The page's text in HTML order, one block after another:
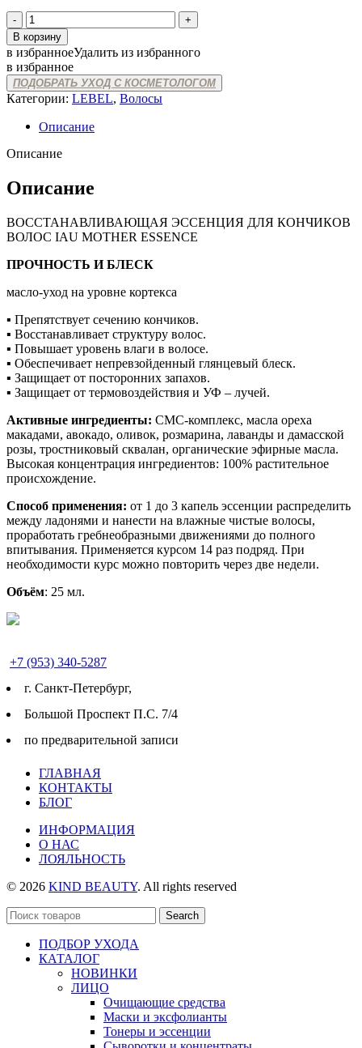
Количество
товара
IAU
MOTHER
ESSENCE
В корзину
в избранноеУдалить из избранного
в избранное
ПОДОБРАТЬ УХОД С КОСМЕТОЛОГОМ
Категории: LEBEL, Волосы
Описание
Описание
Описание
ВОССТАНАВЛИВАЮЩАЯ ЭССЕНЦИЯ ДЛЯ КОНЧИКОВ
ВОЛОС IAU MOTHER ESSENCE
ПРОЧНОСТЬ И БЛЕСК
масло-уход на уровне кортекса
▪ Препятствует сечению кончиков.
▪ Восстанавливает структуру волос.
▪ Повышает уровень влаги в волосе.
▪ Обеспечивает непревзойденный глянцевый блеск.
▪ Защищает от посторонних запахов.
▪ Защищает от термовоздействия и УФ – лучей.
Активные ингредиенты: СМС-комплекс, масла ореха
макадами, авокадо, оливок, розмарина, лаванды и дамасской
розы, тростниковый сквалан, органические эфирные масла.
Высокая концентрация ингредиентов: 100% растительное
происхождение.
Способ применения: от 1 до 3 капель эссенции распределить
между ладонями и нанести на влажные чистые волосы,
проработать гребнеобразными движениями до полного
впитывания. Применяется курсом 14 раз подряд. При
необходимости курс можно повторить через две недели.
Объём: 25 мл.
+7 (953) 340-5287
г. Cанкт-Петербург,
Большой Проспект П.С. 7/4
по предварительной записи
ГЛАВНАЯ
КОНТАКТЫ
БЛОГ
ИНФОРМАЦИЯ
О НАС
ЛОЯЛЬНОСТЬ
© 2026 KIND BEAUTY. All rights reserved
Search
ПОДБОР УХОДА
КАТАЛОГ
НОВИНКИ
ЛИЦО
Очищающие средства
Маски и эксфолианты
Тонеры и эссенции